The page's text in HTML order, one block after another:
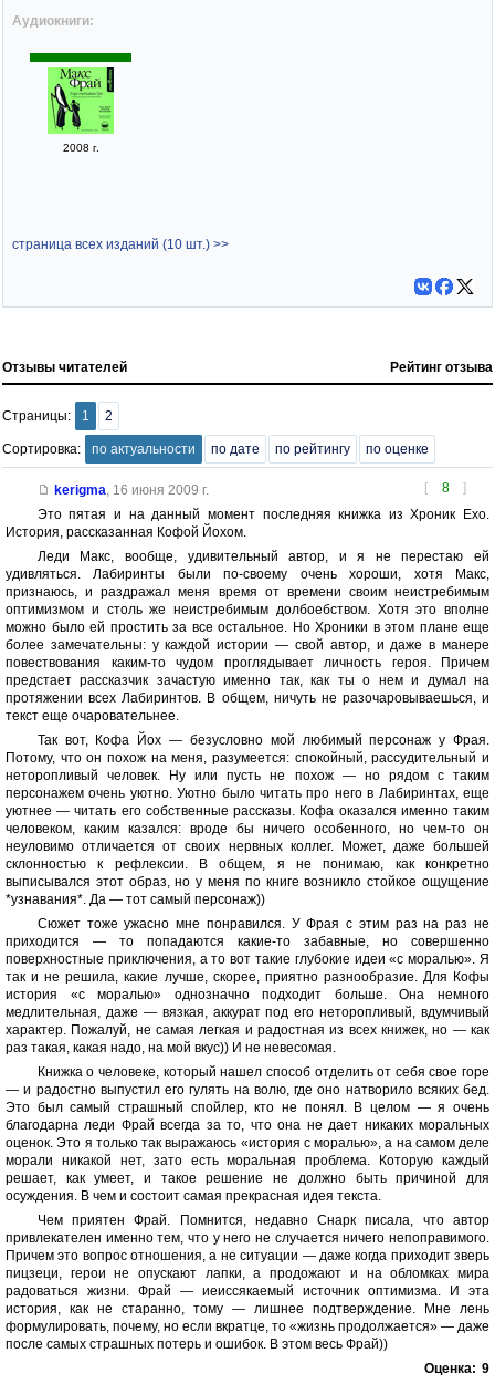
Аудиокниги:
2008 г.
страница всех изданий (10 шт.) >>
Отзывы читателей Рейтинг отзыва
Страницы: 1 2
Сортировка: по актуальности по дате по рейтингу по оценке
[ 8 ]
kerigma 16 июня 2009 г.
Это пятая и на данный момент последняя книжка из Хроник Ехо.
История, рассказанная Кофой Йохом.
Леди Макс, вообще, удивительный автор, и я не перестаю ей
удивляться. Лабиринты были по-своему очень хороши, хотя Макс,
признаюсь, и раздражал меня время от времени своим неистребимым
оптимизмом и столь же неистребимым долбоебством. Хотя это вполне
можно было ей простить за все остальное. Но Хроники в этом плане еще
более замечательны: у каждой истории — свой автор, и даже в манере
повествования каким-то чудом проглядывает личность героя. Причем
предстает рассказчик зачастую именно так, как ты о нем и думал на
протяжении всех Лабиринтов. В общем, ничуть не разочаровываешься, и
текст еще очаровательнее.
Так вот, Кофа Йох — безусловно мой любимый персонаж у Фрая.
Потому, что он похож на меня, разумеется: спокойный, рассудительный и
неторопливый человек. Ну или пусть не похож — но рядом с таким
персонажем очень уютно. Уютно было читать про него в Лабиринтах, еще
уютнее — читать его собственные рассказы. Кофа оказался именно таким
человеком, каким казался: вроде бы ничего особенного, но чем-то он
неуловимо отличается от своих нервных коллег. Может, даже большей
склонностью к рефлексии. В общем, я не понимаю, как конкретно
выписывался этот образ, но у меня по книге возникло стойкое ощущение
*узнавания*. Да — тот самый персонаж))
Сюжет тоже ужасно мне понравился. У Фрая с этим раз на раз не
приходится — то попадаются какие-то забавные, но совершенно
поверхностные приключения, а то вот такие глубокие идеи «с моралью». Я
так и не решила, какие лучше, скорее, приятно разнообразие. Для Кофы
история «с моралью» однозначно подходит больше. Она немного
медлительная, даже — вязкая, аккурат под его неторопливый, вдумчивый
характер. Пожалуй, не самая легкая и радостная из всех книжек, но — как
раз такая, какая надо, на мой вкус)) И не невесомая.
Книжка о человеке, который нашел способ отделить от себя свое горе
— и радостно выпустил его гулять на волю, где оно натворило всяких бед.
Это был самый страшный спойлер, кто не понял. В целом — я очень
благодарна леди Фрай всегда за то, что она не дает никаких моральных
оценок. Это я только так выражаюсь «история с моралью», а на самом деле
морали никакой нет, зато есть моральная проблема. Которую каждый
решает, как умеет, и такое решение не должно быть причиной для
осуждения. В чем и состоит самая прекрасная идея текста.
Чем приятен Фрай. Помнится, недавно Снарк писала, что автор
привлекателен именно тем, что у него не случается ничего непоправимого.
Причем это вопрос отношения, а не ситуации — даже когда приходит зверь
пицзеци, герои не опускают лапки, а продожают и на обломках мира
радоваться жизни. Фрай — иеиссякаемый источник оптимизма. И эта
история, как не старанно, тому — лишнее подтверждение. Мне лень
формулировать, почему, но если вкратце, то «жизнь продолжается» — даже
после самых страшных потерь и ошибок. В этом весь Фрай))
Оценка: 9